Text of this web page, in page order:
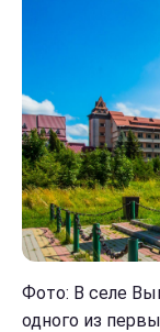
Фото: В селе
одного из